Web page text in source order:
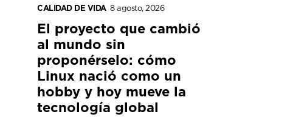
CALIDAD DE VIDA 8 agosto, 2026
El proyecto que cambió
al mundo sin
proponérselo: cómo
Linux nació como un
hobby y hoy mueve la
tecnología global